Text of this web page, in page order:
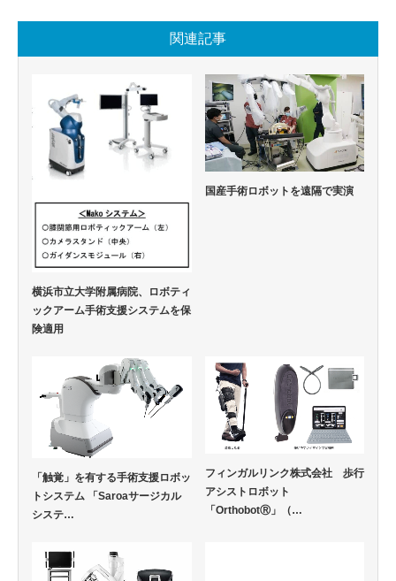
関連記事
横浜市立大学附属病院、ロボティ
ックアーム手術支援システムを保
険適用
国産手術ロボットを遠隔で実演
「触覚」を有する手術支援ロボッ
トシステム 「Saroaサージカル
システ…
フィンガルリンク株式会社 歩行
アシストロボット
「OrthobotⓇ」（…